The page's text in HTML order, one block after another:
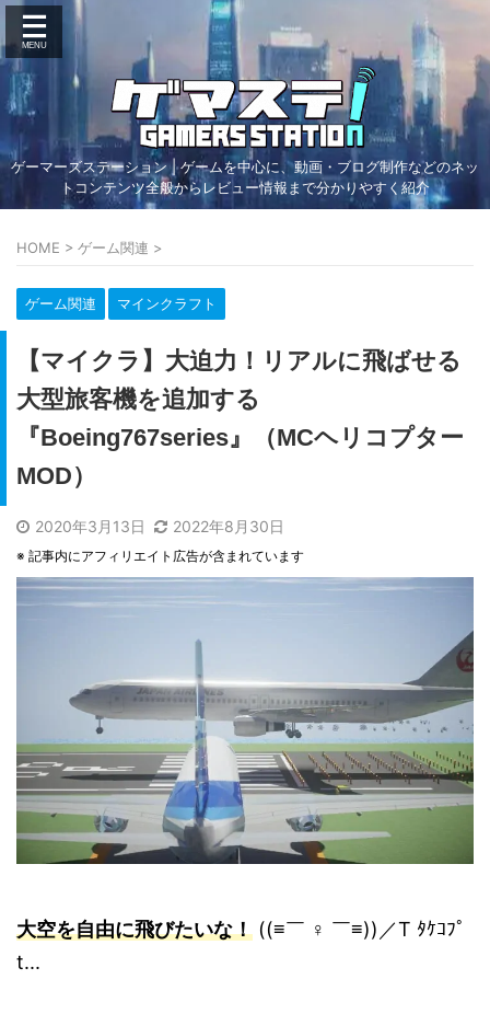
ゲーマーズステーション | ゲームを中心に、動画・ブログ制作などのネッ
トコンテンツ全般からレビュー情報まで分かりやすく紹介
HOME > ゲーム関連 >
ゲーム関連 マインクラフト
【マイクラ】大迫力！リアルに飛ばせる
大型旅客機を追加する
『Boeing767series』（MCヘリコプター
MOD）
2020年3月13日 2022年8月30日
※ 記事内にアフィリエイト広告が含まれています
大空を自由に飛びたいな！ ((≡￣ ♀ ￣≡))／T ﾀｹｺﾌﾟ
t...